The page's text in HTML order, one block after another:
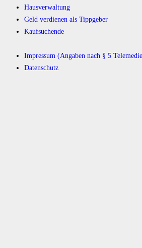
Hausverwaltung
Geld verdienen als Tippgeber
Kaufsuchende
Impressum (Angaben nach § 5
Datenschutz